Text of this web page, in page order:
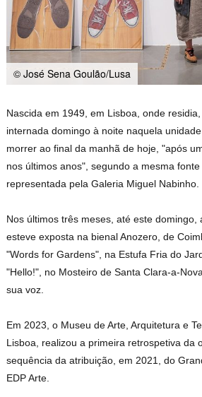
© José Sena Goulão/Lusa
Nascida em 1949, em Lisboa, onde
internada domingo à noite naquela
morrer ao final da manhã de hoje, "após
nos últimos anos", segundo a mesma
representada pela Galeria Miguel Nabinho.
Nos últimos três meses, até este
esteve exposta na bienal Anozero, de
"Words for Gardens", na Estufa Fria do
"Hello!", no Mosteiro de Santa Clara-a-
sua voz.
Em 2023, o Museu de Arte, Arquitetura e
Lisboa, realizou a primeira retrospetiva da
sequência da atribuição, em 2021, do
EDP Arte.